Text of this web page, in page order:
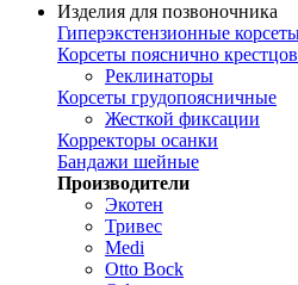
Изделия для позвоночника
Гиперэкстензионные
Корсеты пояснично
Реклинаторы
Корсеты грудопоясничные
Жесткой фиксации
Корректоры осанки
Бандажи шейные
Производители
Экотен
Тривес
Medi
Otto Bock